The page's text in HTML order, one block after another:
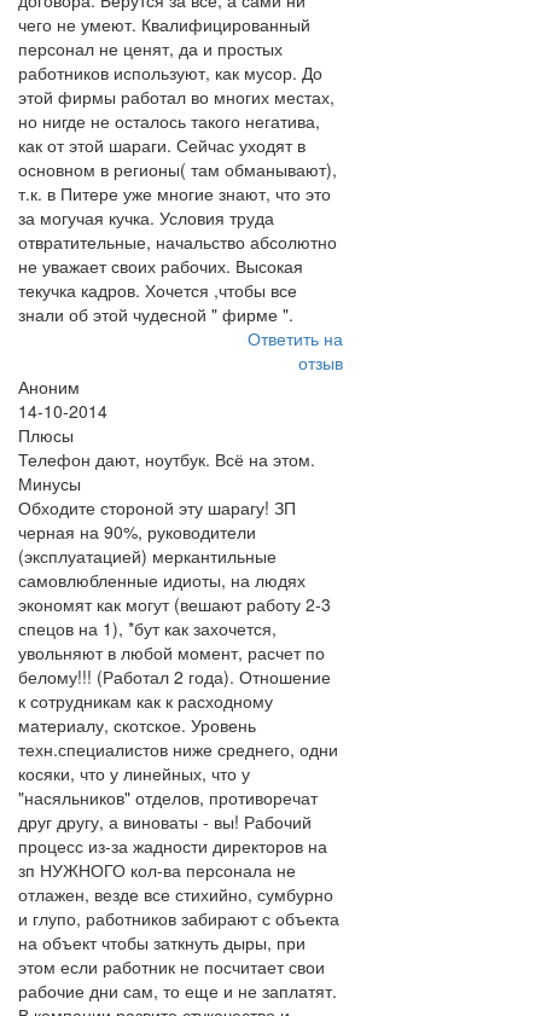
чего не умеют. Квалифицированный
персонал не ценят, да и простых
работников используют, как мусор. До
этой фирмы работал во многих местах,
но нигде не осталось такого негатива,
как от этой шараги. Сейчас уходят в
основном в регионы( там обманывают),
т.к. в Питере уже многие знают, что это
за могучая кучка. Условия труда
отвратительные, начальство абсолютно
не уважает своих рабочих. Высокая
текучка кадров. Хочется ,чтобы все
знали об этой чудесной " фирме ".
Ответить на
отзыв
Аноним
14-10-2014
Плюсы
Телефон дают, ноутбук. Всё на этом.
Минусы
Обходите стороной эту шарагу! ЗП
черная на 90%, руководители
(эксплуатацией) меркантильные
самовлюбленные идиоты, на людях
экономят как могут (вешают работу 2-3
спецов на 1), *бут как захочется,
увольняют в любой момент, расчет по
белому!!! (Работал 2 года). Отношение
к сотрудникам как к расходному
материалу, скотское. Уровень
техн.специалистов ниже среднего, одни
косяки, что у линейных, что у
"насяльников" отделов, противоречат
друг другу, а виноваты - вы! Рабочий
процесс из-за жадности директоров на
зп НУЖНОГО кол-ва персонала не
отлажен, везде все стихийно, сумбурно
и глупо, работников забирают с объекта
на объект чтобы заткнуть дыры, при
этом если работник не посчитает свои
рабочие дни сам, то еще и не заплатят.